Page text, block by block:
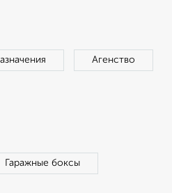
Агенство
Гаражные боксы